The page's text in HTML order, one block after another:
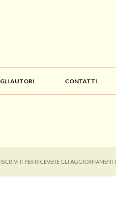
GLI AUTORI CONTATTI
ISCRIVITI PER RICEVERE GLI AGGIORNAMENTI